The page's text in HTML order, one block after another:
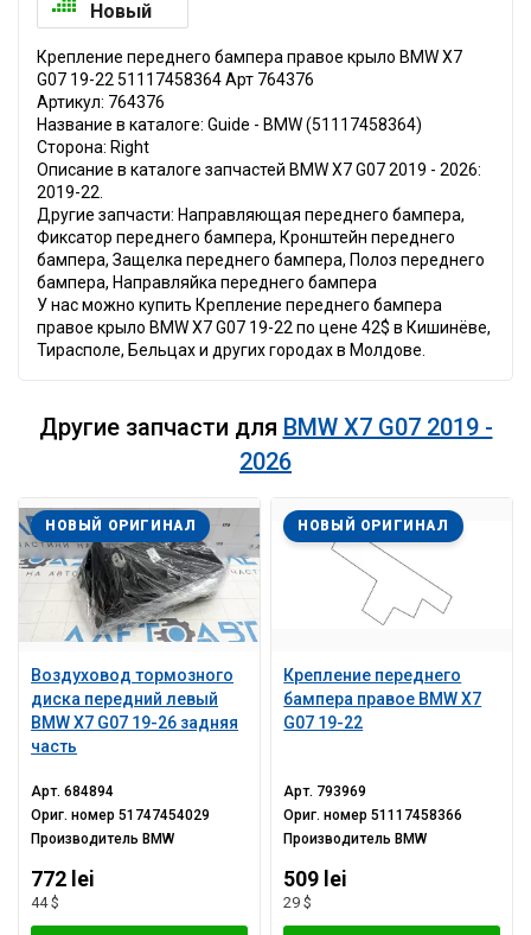
Новый
Крепление переднего бампера правое крыло BMW X7
G07 19-22 51117458364 Арт 764376
Артикул: 764376
Название в каталоге: Guide - BMW (51117458364)
Сторона: Right
Описание в каталоге запчастей BMW X7 G07 2019 - 2026:
2019-22.
Другие запчасти: Направляющая переднего бампера,
Фиксатор переднего бампера, Кронштейн переднего
бампера, Защелка переднего бампера, Полоз переднего
бампера, Направляйка переднего бампера
У нас можно купить Крепление переднего бампера
правое крыло BMW X7 G07 19-22 по цене 42$ в Кишинёве,
Тирасполе, Бельцах и других городах в Молдове.
Другие запчасти для BMW X7 G07 2019 -
2026
Воздуховод тормозного
диска передний левый
BMW X7 G07 19-26 задняя
часть
НОВЫЙ ОРИГИНАЛ
Арт.684894
Ориг. номер51747454029
Производитель BMW
772 lei
44 $
Крепление переднего
бампера правое BMW X7
G07 19-22
НОВЫЙ ОРИГИНАЛ
Арт. 793969
Ориг. номер51117458366
Производитель BMW
509 lei
29 $